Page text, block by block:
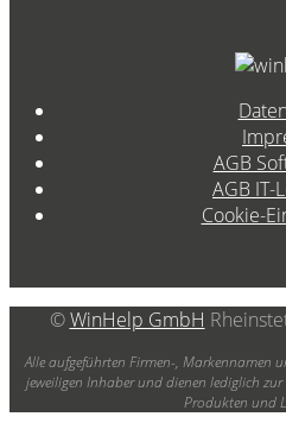
AGB
AGB IT-
Cookie-
©WinHelp GmbH
Alle aufgeführten Firmen-, Markennamen
jeweiligen Inhaber und dienen lediglich
Produkten und